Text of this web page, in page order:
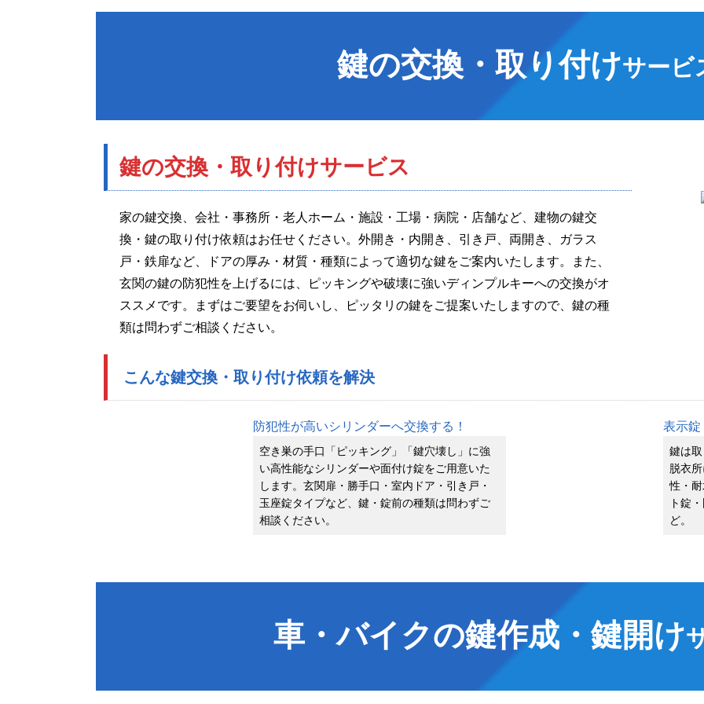
鍵の交換・取り付けサービ
鍵の交換・取り付けサービス
家の鍵交換、会社・事務所・老人ホーム・施設・工場・病院・店舗など、建物の鍵交
換・鍵の取り付け依頼はお任せください。外開き・内開き、引き戸、両開き、ガラス
戸・鉄扉など、ドアの厚み・材質・種類によって適切な鍵をご案内いたします。また、
玄関の鍵の防犯性を上げるには、ピッキングや破壊に強いディンプルキーへの交換がオ
ススメです。まずはご要望をお伺いし、ピッタリの鍵をご提案いたしますので、鍵の種
類は問わずご相談ください。
こんな鍵交換・取り付け依頼を解決
防犯性が高いシリンダーへ交換する！
空き巣の手口「ピッキング」「鍵穴壊し」に強
い高性能なシリンダーや面付け錠をご用意いた
します。玄関扉・勝手口・室内ドア・引き戸・
玉座錠タイプなど、鍵・錠前の種類は問わずご
相談ください。
表示錠
鍵は
脱衣
性・
ト錠
ど。
車・バイクの鍵作成・鍵開け